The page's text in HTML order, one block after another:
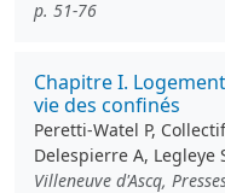
p. 51-76
Chapitre I.
vie des confinés
Peretti-Watel P,
Delespierre A, Legleye
Villeneuve d'Ascq,